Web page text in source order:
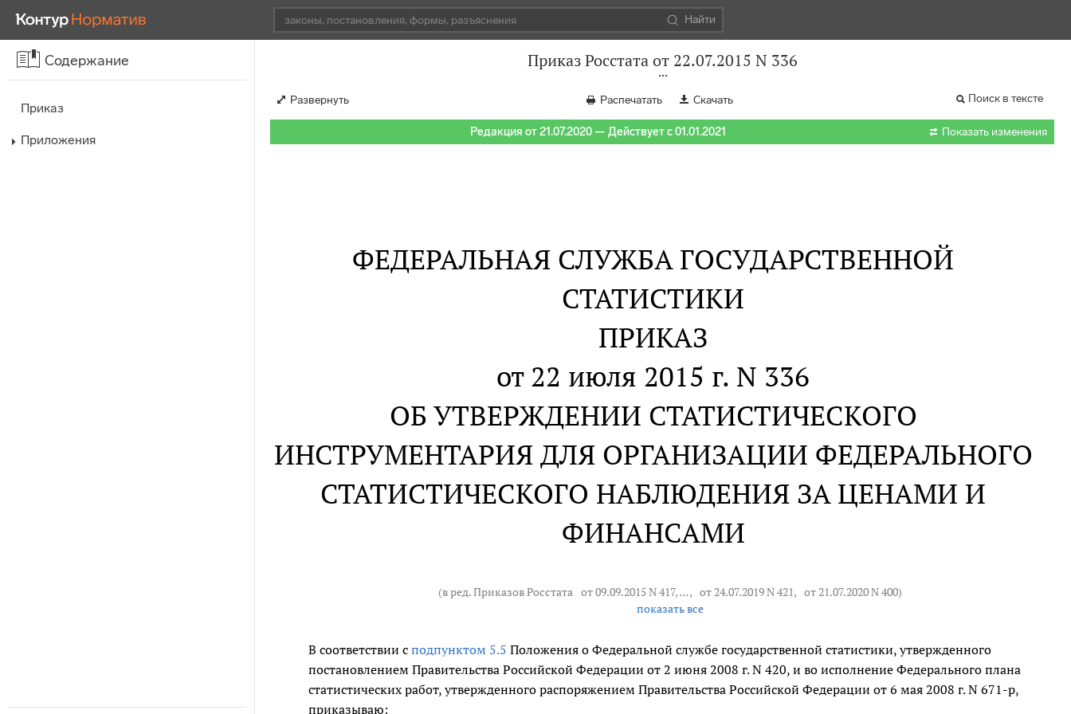
Найти
Содержание
Приказ
Приложения
Приказ Росстата от 22.07.2015 N 336
Развернуть Распечатать Скачать Поиск в тексте
Редакция от 21.07.2020 — Действует с 01.01.2021  Показать изменения
ФЕДЕРАЛЬНАЯ СЛУЖБА ГОСУДАРСТВЕННОЙ
СТАТИСТИКИ
ПРИКАЗ
от 22 июля 2015 г. N 336
ОБ УТВЕРЖДЕНИИ СТАТИСТИЧЕСКОГО
ИНСТРУМЕНТАРИЯ ДЛЯ ОРГАНИЗАЦИИ ФЕДЕРАЛЬНОГО
СТАТИСТИЧЕСКОГО НАБЛЮДЕНИЯ ЗА ЦЕНАМИ И
ФИНАНСАМИ
(в ред. Приказов Росстата от 09.09.2015 N 417, … , от 24.07.2019 N 421, от 21.07.2020 N 400)
показать все
В соответствии сподпунктом 5.5 Положения о Федеральной службе государственной статистики, утвержденного
постановлением Правительства Российской Федерации от 2 июня 2008 г. N 420, и во исполнение Федерального плана
статистических работ, утвержденного распоряжением Правительства Российской Федерации от 6 мая 2008 г. N 671-р,
приказываю: